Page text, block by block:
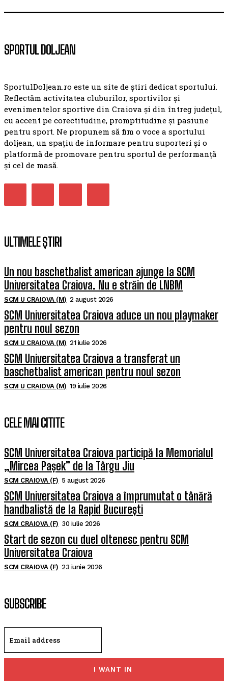
SPORTUL DOLJEAN
SportulDoljean.ro este un site de știri dedicat sportului.
Reflectăm activitatea cluburilor, sportivilor și
evenimentelor sportive din Craiova și din întreg județul,
cu accent pe corectitudine, promptitudine și pasiune
pentru sport. Ne propunem să fim o voce a sportului
doljean, un spațiu de informare pentru suporteri și o
platformă de promovare pentru sportul de performanță
și cel de masă.
ULTIMELE ȘTIRI
Un nou baschetbalist american ajunge la SCM
Universitatea Craiova. Nu e străin de LNBM
SCM U CRAIOVA (M) 2 august 2026
SCM Universitatea Craiova aduce un nou playmaker
pentru noul sezon
SCM U CRAIOVA (M) 21 iulie 2026
SCM Universitatea Craiova a transferat un
baschetbalist american pentru noul sezon
SCM U CRAIOVA (M) 19 iulie 2026
CELE MAI CITITE
SCM Universitatea Craiova participă la Memorialul
„Mircea Pașek” de la Târgu Jiu
SCM CRAIOVA (F) 5 august 2026
SCM Universitatea Craiova a împrumutat o tânără
handbalistă de la Rapid București
SCM CRAIOVA (F) 30 iulie 2026
Start de sezon cu duel oltenesc pentru SCM
Universitatea Craiova
SCM CRAIOVA (F) 23 iunie 2026
SUBSCRIBE
I WANT IN